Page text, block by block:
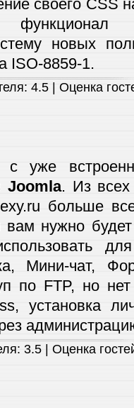
своего CSS
функционал
новых
ISO-8859-1.
4.5 | Оценка
с уже
Joomla. Из всех
больше
вам нужно
Мини-чат,
по FTP, но
установка
3.5 | Оценка